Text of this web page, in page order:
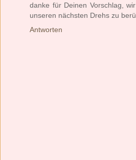
danke für Deinen Vorschlag,
unseren nächsten Drehs zu
Antworten